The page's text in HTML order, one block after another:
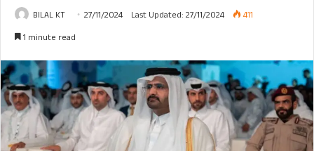
BILAL KT 27/11/2024 Last Updated: 27/11/2024
411
1 minute read